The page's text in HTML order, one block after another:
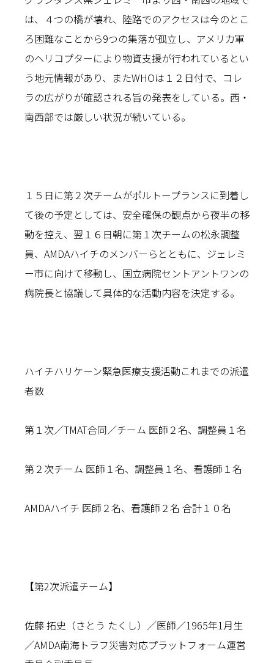
は、４つの橋が壊れ、陸路でのアクセスは今のとこ
ろ困難なことから9つの集落が孤立し、アメリカ軍
のヘリコプターにより物資支援が行われているとい
う地元情報があり、またWHOは１２日付で、コレ
ラの広がりが確認される旨の発表をしている。西・
南西部では厳しい状況が続いている。
１５日に第２次チームがポルトープランスに到着し
て後の予定としては、安全確保の観点から夜半の移
動を控え、翌１６日朝に第１次チームの松永調整
員、AMDAハイチのメンバーらとともに、ジェレミ
ー市に向けて移動し、国立病院セントアントワンの
病院長と協議して具体的な活動内容を決定する。
ハイチハリケーン緊急医療支援活動これまでの派遣
者数
第１次／TMAT合同／チーム 医師２名、調整員１名
第２次チーム 医師１名、調整員１名、看護師１名
AMDAハイチ 医師２名、看護師２名 合計１０名
【第2次派遣チーム】
佐藤 拓史（さとう たくし）／医師／1965年1月生
／AMDA南海トラフ災害対応プラットフォーム運営